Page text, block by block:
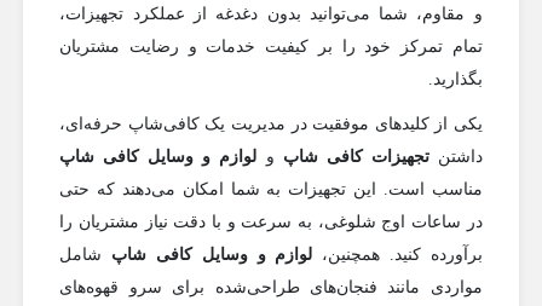
و مقاوم، شما می‌توانید بدون دغدغه از عملکرد تجهیزات،
تمام تمرکز خود را بر کیفیت خدمات و رضایت مشتریان
بگذارید.
یکی از کلیدهای موفقیت در مدیریت یک کافی‌شاپ حرفه‌ای،
داشتن تجهیزات کافی شاپو لوازم و وسایل کافی شاپ
مناسب است. این تجهیزات به شما امکان می‌دهند که حتی
در ساعات اوج شلوغی، به سرعت و با دقت نیاز مشتریان را
برآورده کنید. همچنین، لوازم و وسایل کافی شاپشامل
مواردی مانند فنجان‌های طراحی‌شده برای سرو قهوه‌های